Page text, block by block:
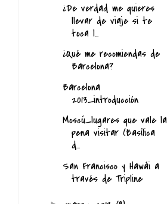
¿De verdad me quieres
llevar de viaje si te
toca l...
¿Qué me recomiendas de
Barcelona?
Barcelona
2013_introducción
Moscú_lugares que vale la
pena visitar (Basílica
d...
San Francisco y Hawái a
través de Tripline